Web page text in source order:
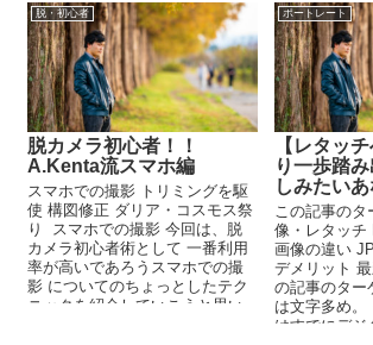
脱・初心者
脱カメラ初心者！！
A.Kenta流スマホ編
スマホでの撮影 トリミングを駆
使 構図修正 ダリア・コスモス祭
り スマホでの撮影 今回は、脱
カメラ初心者術として 一番利用
率が高いであろうスマホでの撮
影 についてのちょっとしたテク
ニックを紹介していこうと思い
ポートレート
【レタッ
り一歩踏
しみたい
この記事のタ
像・レタッチ
画像の違い
デメリット
の記事のター
は文字多め。
はすでにデジ